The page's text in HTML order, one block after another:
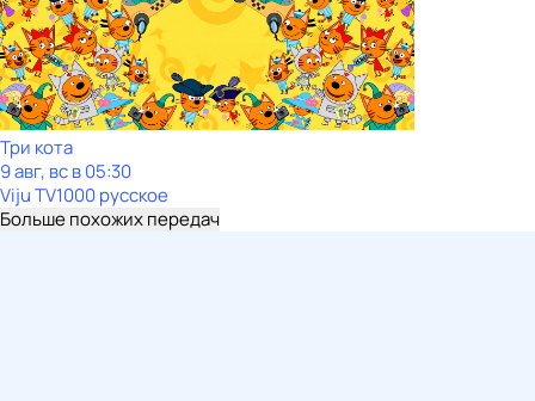
Три кота
9 авг, вс в 05:30
Viju TV1000 русское
Больше похожих передач